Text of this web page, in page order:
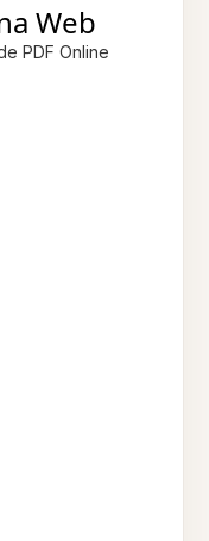
Web
PDF Online